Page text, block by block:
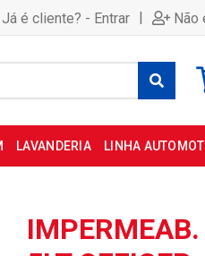
Já é cliente? - Entrar | Não
LAVANDERIA LINHA